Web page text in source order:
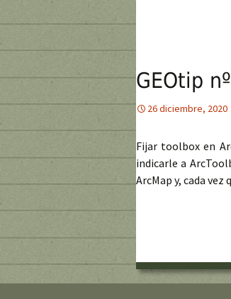
GEOtip
26 diciembre, 2020
Fijar toolbox en
indicarle a
ArcMap y, cada